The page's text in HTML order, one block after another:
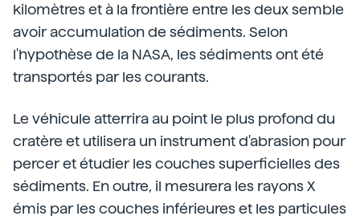
kilomètres et à la frontière entre les deux semble
avoir accumulation de sédiments. Selon
l'hypothèse de la NASA, les sédiments ont été
transportés par les courants.
Le véhicule atterrira au point le plus profond du
cratère et utilisera un instrument d'abrasion pour
percer et étudier les couches superficielles des
sédiments. En outre, il mesurera les rayons X
émis par les couches inférieures et les particules